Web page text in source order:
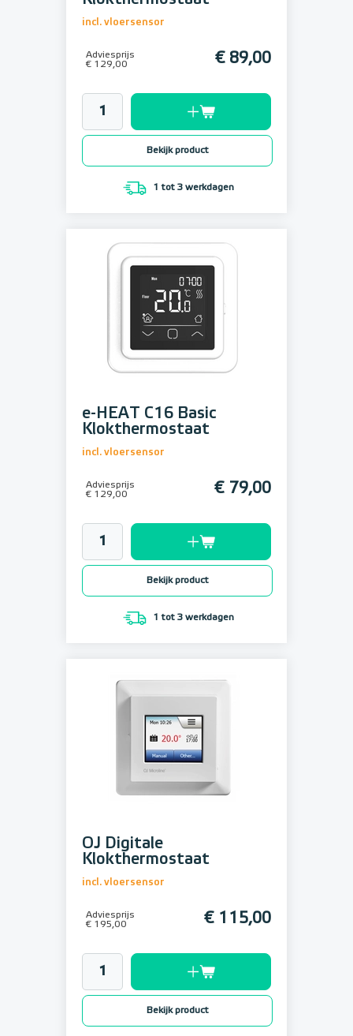
incl. vloersensor
Adviesprijs
€ 129,00
€ 89,00
Bekijk product
1 tot 3 werkdagen
e-HEAT C16 Basic
Klokthermostaat
incl. vloersensor
Adviesprijs
€ 129,00
€ 79,00
Bekijk product
1 tot 3 werkdagen
OJ Digitale
Klokthermostaat
incl. vloersensor
Adviesprijs
€ 195,00
€ 115,00
Bekijk product